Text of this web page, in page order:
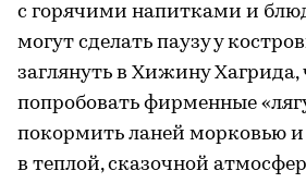
с горячими напитками и
могут сделать паузу у
заглянуть в Хижину Хагрида,
попробовать фирменные
покормить ланей морковью
в теплой, сказочной